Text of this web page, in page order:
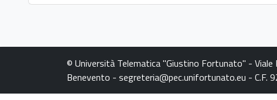
© Università Telematica "Giustino Fortunato" -
Benevento - segreteria@pec.unifortunato.eu - C.F.